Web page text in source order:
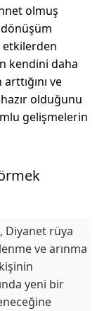
olmuş
etkilerden
kendini daha
ve
olduğunu
gelişmelerin
, Diyanet rüya
ve arınma
yeni bir